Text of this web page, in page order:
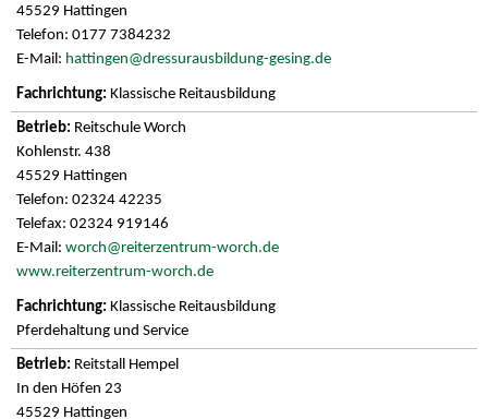
45529 Hattingen
Telefon: 0177 7384232
E-Mail: hattingen@dressurausbildung-gesing.de
Klassische Reitausbildung
Reitschule Worch
Kohlenstr. 438
45529 Hattingen
Telefon: 02324 42235
Telefax: 02324 919146
E-Mail: worch@reiterzentrum-worch.de
www.reiterzentrum-worch.de
Klassische Reitausbildung
Pferdehaltung und Service
Reitstall Hempel
In den Höfen 23
45529 Hattingen